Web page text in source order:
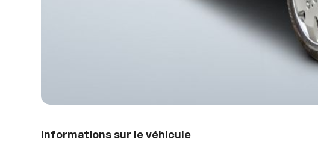
Informations sur le véhicule